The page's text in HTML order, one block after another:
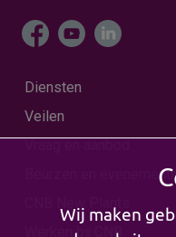
Diensten
Veilen
Beurzen en
CNB New Plants
Werken bij CNB
Wij maken